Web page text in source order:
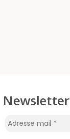
Newsletter